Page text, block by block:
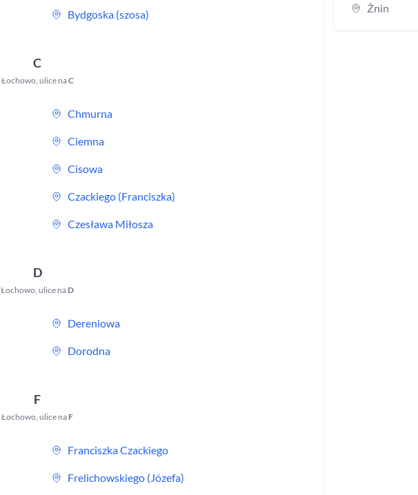
Bydgoska (szosa)
C
Łochowo, ulice naC
Chmurna
Ciemna
Cisowa
Czackiego (Franciszka)
Czesława Miłosza
D
Łochowo,ulice na D
Dereniowa
Dorodna
F
Łochowo,ulice na F
Franciszka Czackiego
Frelichowskiego (Józefa)
Żnin